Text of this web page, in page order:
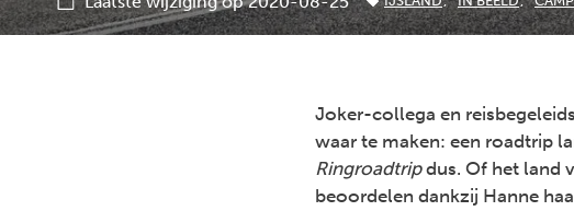
Joker-collega en
waar te maken: een roadtrip
Ringroadtripdus. Of het land
beoordelen dankzij Hanne